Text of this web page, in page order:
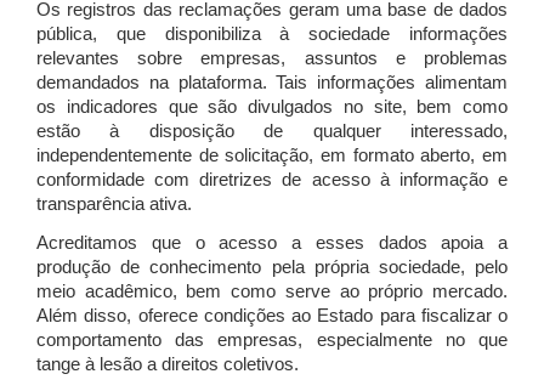
Os registros das reclamações geram uma base de dados
pública, que disponibiliza à sociedade informações
relevantes sobre empresas, assuntos e problemas
demandados na plataforma. Tais informações alimentam
os indicadores que são divulgados no site, bem como
estão à disposição de qualquer interessado,
independentemente de solicitação, em formato aberto, em
conformidade com diretrizes de acesso à informação e
transparência ativa.
Acreditamos que o acesso a esses dados apoia a
produção de conhecimento pela própria sociedade, pelo
meio acadêmico, bem como serve ao próprio mercado.
Além disso, oferece condições ao Estado para fiscalizar o
comportamento das empresas, especialmente no que
tange à lesão a direitos coletivos.